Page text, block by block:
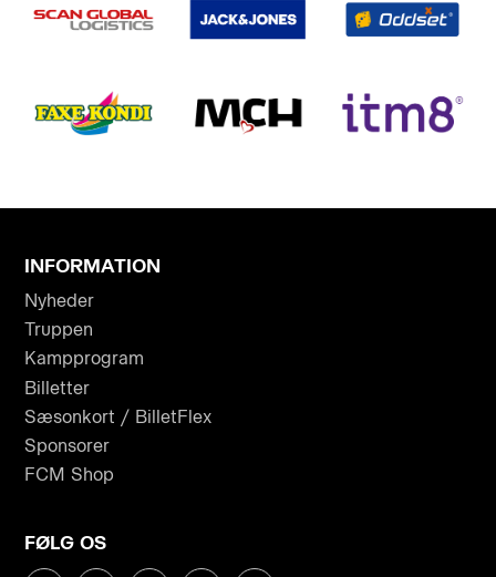
INFORMATION
Nyheder
Truppen
Kampprogram
Billetter
Sæsonkort / BilletFlex
Sponsorer
FCM Shop
FØLG OS